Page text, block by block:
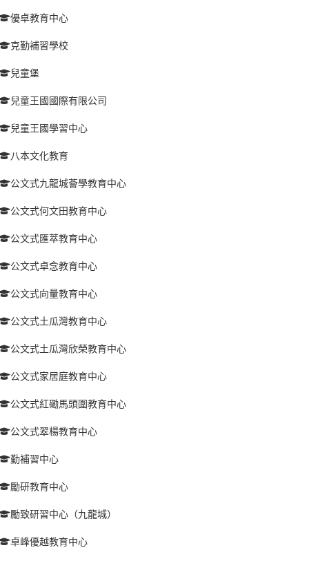
優卓教育中心
克勤補習學校
兒童堡
兒童王國國際有限公司
兒童王國學習中心
八本文化教育
公文式九龍城薈學教育中心
公文式何文田教育中心
公文式匯萃教育中心
公文式卓念教育中心
公文式向量教育中心
公文式土瓜灣教育中心
公文式土瓜灣欣榮教育中心
公文式家居庭教育中心
公文式紅磡馬頭圍教育中心
公文式翠楊教育中心
勤補習中心
勵研教育中心
勵致研習中心（九龍城）
卓峰優越教育中心